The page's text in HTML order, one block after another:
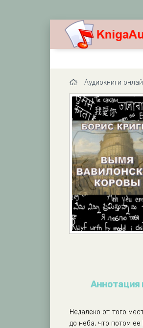
Аудиокниги
Аннотация
Недалеко от того
до неба, что потом